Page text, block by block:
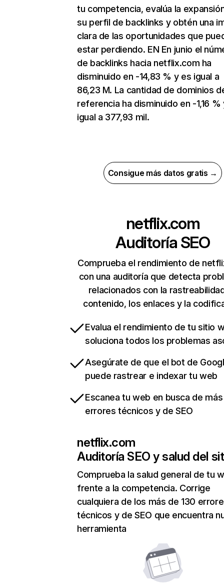
tu competencia, evalúa la
su perfil de backlinks y obtén una
clara de las oportunidades que
estar perdiendo. EN En junio el
de backlinks hacia netflix.com ha
disminuido en -14,83 % y es igual a
86,23 M. La cantidad de dominios
referencia ha disminuido en -1,16 %
igual a 377,93 mil.
Consigue más datos gratis →
netflix.com
Auditoría SEO
Comprueba el rendimiento de
con una auditoría que detecta
relacionados con la
contenido, los enlaces y la
Evalua el rendimiento de tu sitio
soluciona todos los problemas
Asegúrate de que el bot de
puede rastrear e indexar tu web
Escanea tu web en busca de
errores técnicos y de SEO
netflix.com
Auditoría SEO y salud del
Comprueba la salud general de tu
frente a la competencia. Corrige
cualquiera de los más de 130
técnicos y de SEO que encuentra
herramienta